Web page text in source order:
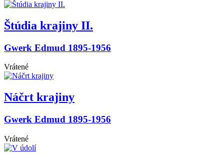
Štúdia krajiny II.
Gwerk Edmud 1895-1956
Vrátené
Náčrt krajiny
Gwerk Edmud 1895-1956
Vrátené